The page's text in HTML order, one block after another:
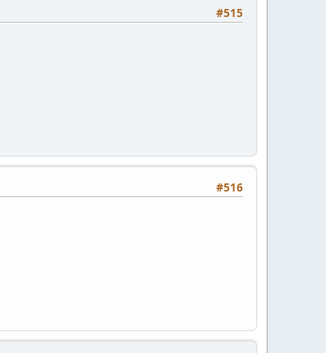
#515
#516